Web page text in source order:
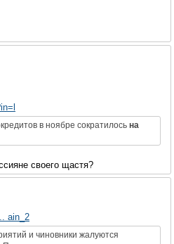
в ноябре сократилось на
своего щастя?
ain_2
и чиновники жалуются